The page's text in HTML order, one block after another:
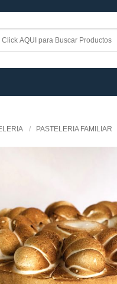
/ PASTELERIA FAMILIAR